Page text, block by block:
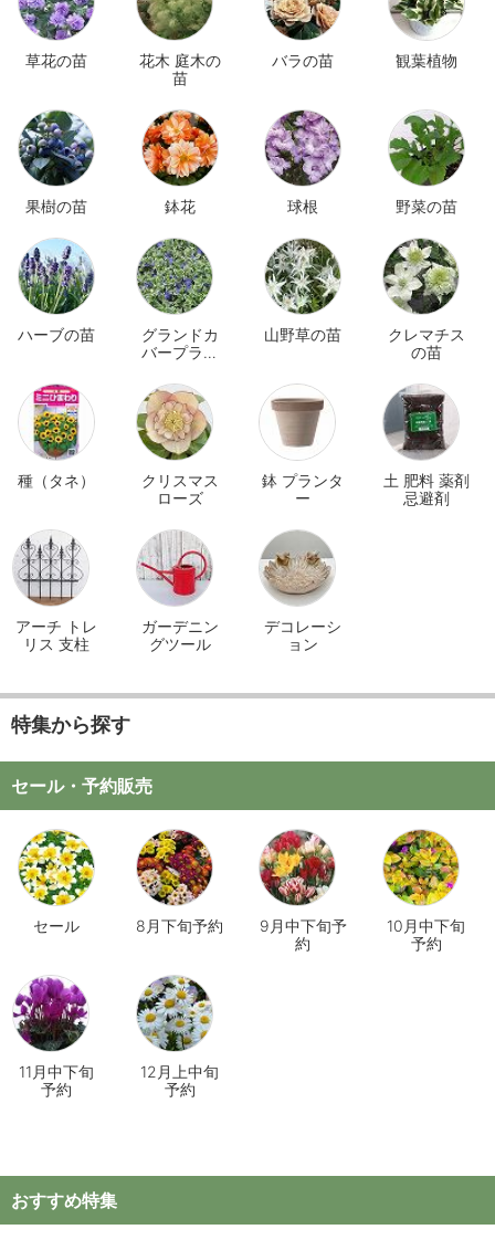
草花の苗
花木 庭木の
苗
バラの苗 観葉植物
果樹の苗 鉢花 球根 野菜の苗
ハーブの苗
グランドカ
バープラン
山野草の苗
クレマチス
の苗
種（タネ）
クリスマス
ローズ
鉢 プランタ
ー
土 肥料 薬剤
忌避剤
アーチ トレ
リス 支柱
ガーデニン
グツール
デコレーシ
ョン
特集から探す
セール・予約販売
セール 8月下旬予約
9月中下旬予
約
10月中下旬
予約
11月中下旬
予約
12月上中旬
予約
おすすめ特集